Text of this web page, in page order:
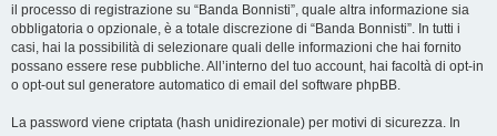
il processo di registrazione su “Banda Bonnisti”, quale altra informazione sia
obbligatoria o opzionale, è a totale discrezione di “Banda Bonnisti”. In tutti i
casi, hai la possibilità di selezionare quali delle informazioni che hai fornito
possano essere rese pubbliche. All’interno del tuo account, hai facoltà di opt-in
o opt-out sul generatore automatico di email del software phpBB.
La password viene criptata (hash unidirezionale) per motivi di sicurezza. In